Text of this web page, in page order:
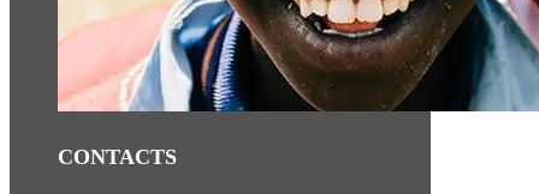
CONTACTS